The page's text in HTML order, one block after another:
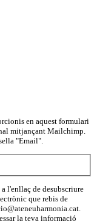
en aquest formulari
mitjançant Mailchimp.
"Email".
l'enllaç de desubscriure
que rebis de
la teva informació